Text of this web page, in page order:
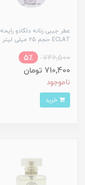
عطر جیبی زنانه دلگادو رایحه
ECLAT حجم 25 میلی لیتر
746,500
5٪
710,400 تومان
ناموجود